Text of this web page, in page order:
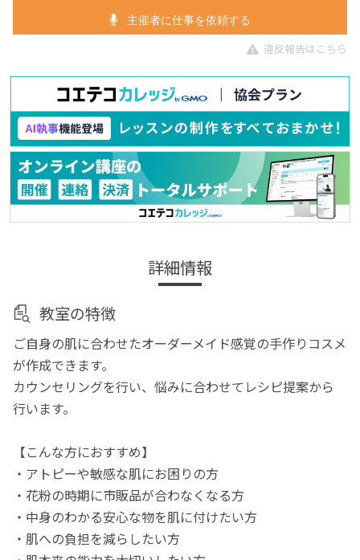
主催者に仕事を依頼する
違反報告はこちら
詳細情報
教室の特徴
ご自身の肌に合わせたオーダーメイド感覚の手作りコスメ
が作成できます。
カウンセリングを行い、悩みに合わせてレシピ提案から
行います。
【こんな方におすすめ】
・アトピーや敏感な肌にお困りの方
・花粉の時期に市販品が合わなくなる方
・中身のわかる安心な物を肌に付けたい方
・肌への負担を減らしたい方